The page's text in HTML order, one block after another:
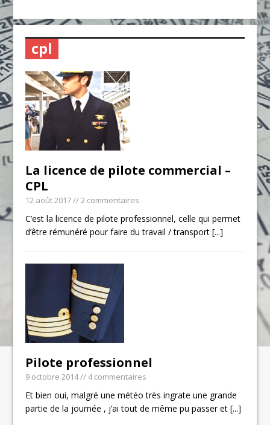
cpl
La licence de pilote commercial –
CPL
12 août 2017// 2 commentaires
C’est la licence de pilote professionnel, celle qui permet
d’être rémunéré pour faire du travail / transport[...]
Pilote professionnel
9 octobre 2014// 4 commentaires
Et bien oui, malgré une météo très ingrate une grande
partie de la journée , j’ai tout de même pu passer et[...]